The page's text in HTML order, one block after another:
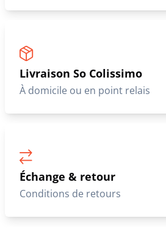
Livraison So Colissimo
À domicile ou en point relais
Échange & retour
Conditions de retours